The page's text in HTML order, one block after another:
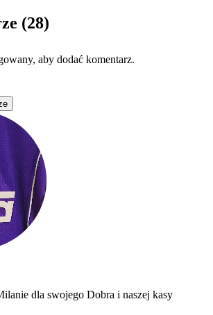
(28)
aby dodać komentarz.
dla swojego Dobra i naszej kasy